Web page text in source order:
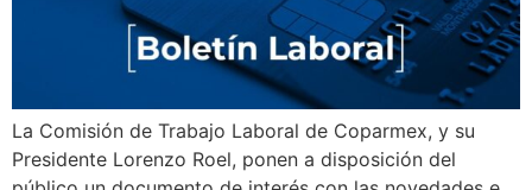
La Comisión de Trabajo Laboral de Coparmex, y su
Presidente Lorenzo Roel, ponen a disposición del